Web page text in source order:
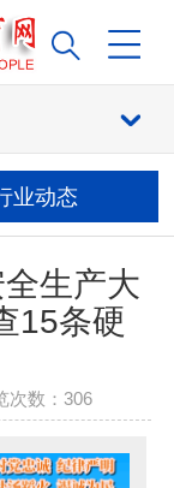
业动态
生产大
15条硬
次数： 306